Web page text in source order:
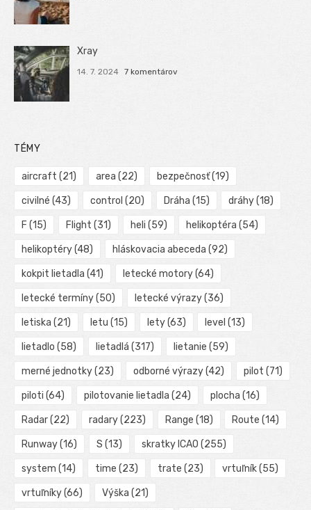
Xray
14. 7. 2024 7 komentárov
TÉMY
aircraft (21) area (22) bezpečnosť(19)
civilné (43) control (20) Dráha (15) dráhy(18)
F (15) Flight (31) heli (59) helikoptéra (54)
helikoptéry(48) hláskovacia abeceda (92)
kokpit lietadla (41) letecké motory(64)
letecké termíny(50) letecké výrazy(36)
letiska (21) letu (15) lety(63) level (13)
lietadlo (58) lietadlá (317) lietanie (59)
merné jednotky(23) odborné výrazy(42) pilot (71)
piloti (64) pilotovanie lietadla (24) plocha (16)
Radar(22) radary(223) Range (18) Route (14)
Runway(16) S (13) skratky ICAO (255)
system (14) time (23) trate (23) vrtuľník(55)
vrtuľníky(66) Výška (21)